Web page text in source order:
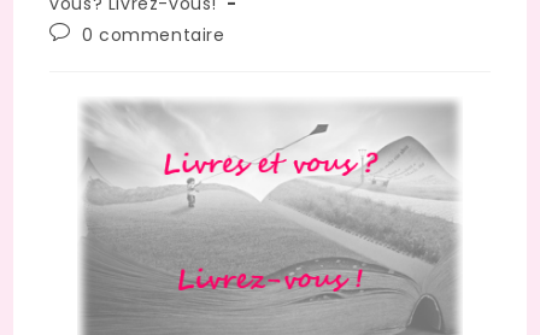
Commentaires
publication :
0 commentaire